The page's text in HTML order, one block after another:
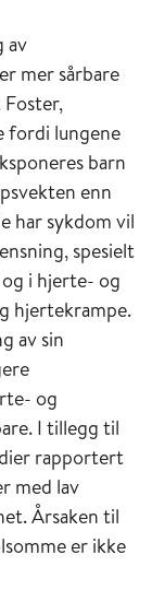
luftveier
rhinitt
rundt
med
opptrer
synes å
Et
som
allergi
av
mer sårbare
fordi lungene
barn
enn
har sykdom vil
spesielt
i hjerte- og
hjertekrampe.
av sin
og
I tillegg til
rapportert
med lav
Årsaken til
er ikke